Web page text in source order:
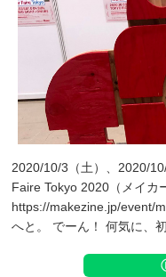
2020/10/3（土）、2020/
Faire Tokyo 2020（メイカ
https://makezine.jp/event/
へと。 でーん！ 何気に、